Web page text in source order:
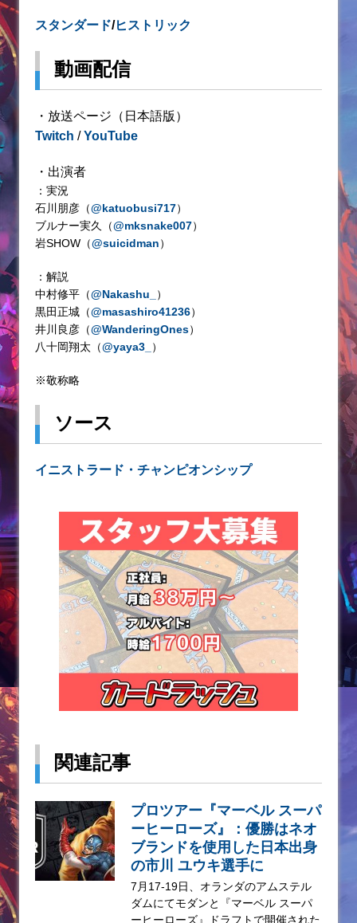
スタンダード/ヒストリック
動画配信
・放送ページ（日本語版）
Twitch /YouTube
・出演者
：実況
石川朋彦（@katuobusi717）
ブルナー実久（@mksnake007）
岩SHOW（@suicidman）
：解説
中村修平（@Nakashu_
）
黒田正城（@masashiro41236）
井川良彦（@WanderingOnes）
八十岡翔太（@yaya3_ ）
※敬称略
ソース
イニストラード・チャンピオンシップ
関連記事
プロツアー『マーベル スーパ
ーヒーローズ』：優勝はネオ
ブランドを使用した日本出身
の市川 ユウキ選手に
7月17-19日、オランダのアムステル
ダムにてモダンと『マーベル スーパ
ーヒーローズ』ドラフトで開催された